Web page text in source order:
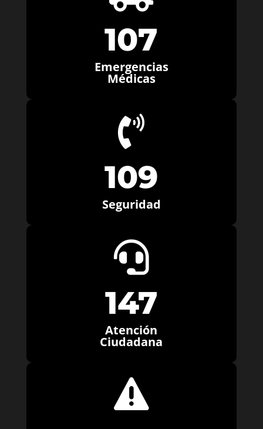
107
Emergencias
Médicas

109
Seguridad

147
Atención
Ciudadana
